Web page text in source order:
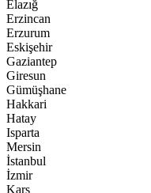
Elazığ
Erzincan
Erzurum
Eskişehir
Gaziantep
Giresun
Gümüşhane
Hakkari
Hatay
Isparta
Mersin
İstanbul
İzmir
Kars